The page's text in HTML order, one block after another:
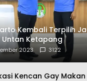
Kembali Terpilih
Untan Ketapang
2023 3122
Kencan Gay